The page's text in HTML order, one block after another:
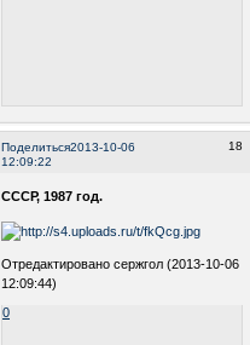
Поделиться 18
2013-10-06
12:09:22
СССР, 1987 год.
Отредактировано сержгол (2013-10-06
12:09:44)
0